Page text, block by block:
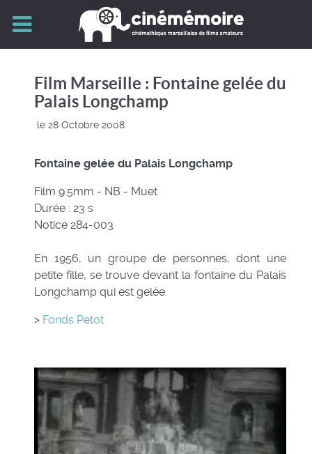
Film Marseille : Fontaine gelée du
Palais Longchamp
le 28 Octobre 2008
Fontaine gelée du Palais Longchamp
Film 9.5mm - NB - Muet
Durée : 23 s
Notice 284-003
En 1956, un groupe de personnes, dont une
petite fille, se trouve devant la fontaine du Palais
Longchamp qui est gelée.
> Fonds Petot